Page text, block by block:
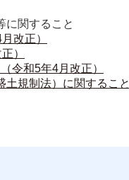
に関すること
改正）
）
令和5年4月改正）
土規制法）に関すること